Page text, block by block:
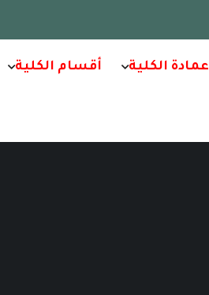
عمادة الكلية أقسام الكلية